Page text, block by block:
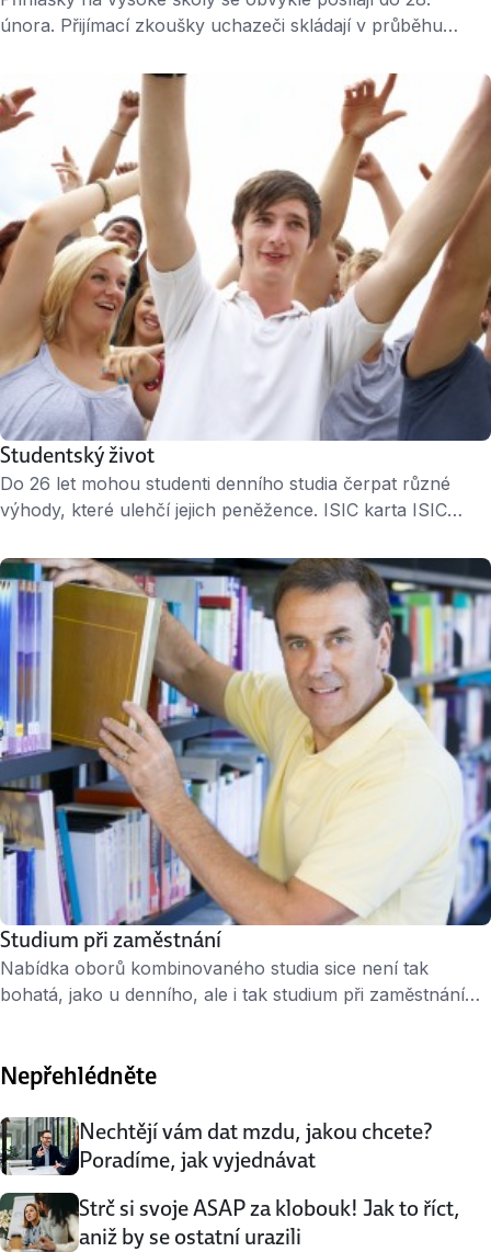
února. Přijímací zkoušky uchazeči skládají v průběhu
dostane dopis, ze kterého se dozví verdikt: byl přijat/nebyl
přijat. Přihlášky Kdy podat přihlášku? Veřejné vysoké školy
většinou přihlášky přijímají do posledního únorového dne.
Na některé fakulty, zejména technické, se …
Studentský život
Do 26 let mohou studenti denního studia čerpat různé
výhody, které ulehčí jejich peněžence. ISIC karta ISIC
mohou nejen vysokoškoláci, ale i studenti středních škol.
Karta jim pak umožňuje čerpat různé výhody a slevy,
například na cestovném, ubytování v hotelech, festivalech
a kulturních akcích, knihkupectvích, lékárnách, taxi,
restauracích… …
Studium při zaměstnání
Nabídka oborů kombinovaného studia sice není tak
bohatá, jako u denního, ale i tak studium při zaměstnání
výhody (i když už jim bylo 26 let). Proč studovat při
vystavených na Jobs.cz nutnou …
Nepřehlédněte
Nechtějí vám dat mzdu, jakou chcete?
Poradíme, jak vyjednávat
Strč si svoje ASAP za klobouk! Jak to říct,
aniž by se ostatní urazili